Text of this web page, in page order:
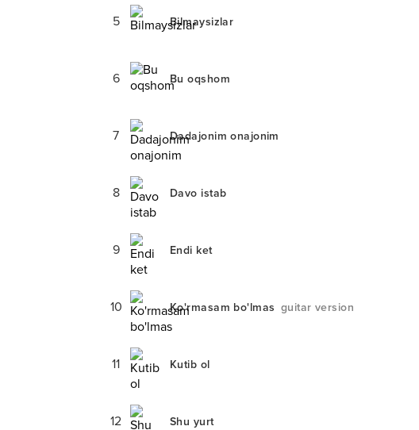
5 Bilmaysizlar
6 Bu oqshom
7 Dadajonim onajonim
8 Davo istab
9 Endi ket
10 Ko'rmasam bo'lmas guitar version
11 Kutib ol
12 Shu yurt